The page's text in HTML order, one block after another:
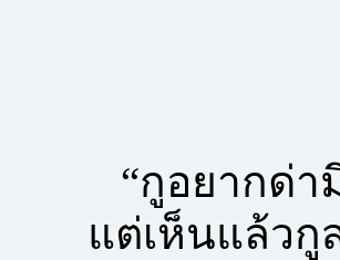
“กูอยากด่า
แต่เห็นแล้วกู